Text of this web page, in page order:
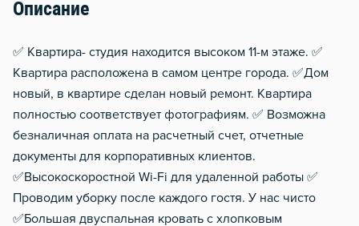
Отопление
Москитная сеть
Домофон
Тапочки
Чистящие средства
Обогреватель
Описание
✅ Квартира- студия находится высоком 11-м этаже. ✅
Квартира расположена в самом центре города. ✅Дом
новый, в квартире сделан новый ремонт. Квартира
полностью соответствует фотографиям. ✅ Возможна
безналичная оплата на расчетный счет, отчетные
документы для корпоративных клиентов.
✅Высокоскоростной Wi-Fi для удаленной работы ✅
Проводим уборку после каждого гостя. У нас чисто
✅Большая двуспальная кровать с хлопковым